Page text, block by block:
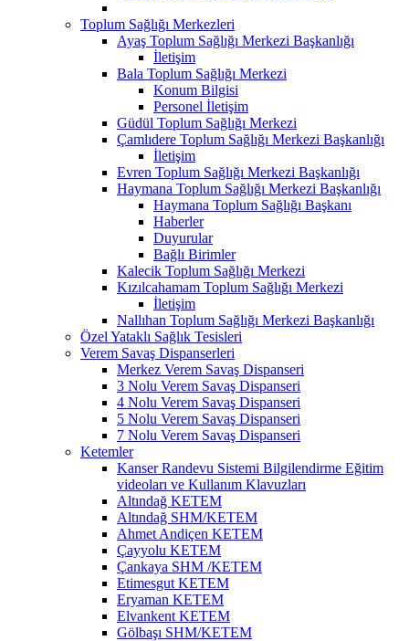
Toplum Sağlığı Merkezleri
Ayaş Toplum Sağlığı Merkezi Başkanlığı
İletişim
Bala Toplum Sağlığı Merkezi
Konum Bilgisi
Personel İletişim
Güdül Toplum Sağlığı Merkezi
Çamlıdere Toplum Sağlığı Merkezi Başkanlığı
İletişim
Evren Toplum Sağlığı Merkezi Başkanlığı
Haymana Toplum Sağlığı Merkezi Başkanlığı
Haymana Toplum Sağlığı Başkanı
Haberler
Duyurular
Bağlı Birimler
Kalecik Toplum Sağlığı Merkezi
Kızılcahamam Toplum Sağlığı Merkezi
İletişim
Nallıhan Toplum Sağlığı Merkezi Başkanlığı
Özel Yataklı Sağlık Tesisleri
Verem Savaş Dispanserleri
Merkez Verem Savaş Dispanseri
3 Nolu Verem Savaş Dispanseri
4 Nolu Verem Savaş Dispanseri
5 Nolu Verem Savaş Dispanseri
7 Nolu Verem Savaş Dispanseri
Ketemler
Kanser Randevu Sistemi Bilgilendirme Eğitim
videoları ve Kullanım Klavuzları
Altındağ KETEM
Altındağ SHM/KETEM
Ahmet Andiçen KETEM
Çayyolu KETEM
Çankaya SHM /KETEM
Etimesgut KETEM
Eryaman KETEM
Elvankent KETEM
Gölbaşı SHM/KETEM